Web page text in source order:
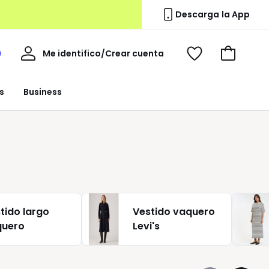
Descarga la App
Business
Me identifico/Crear cuenta
Mi
Ver
Ir
largo
Vestido vaquero
Levi's